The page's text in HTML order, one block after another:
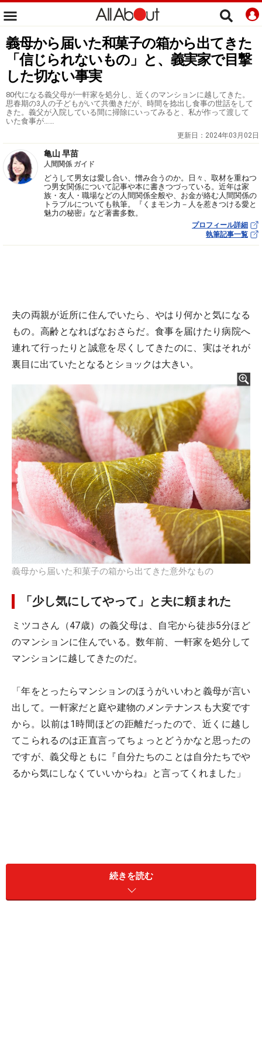
義母から届いた和菓子の箱から出てきた
「信じられないもの」と、義実家で目撃
した切ない事実
80代になる義父母が一軒家を処分し、近くのマンションに越してきた。
思春期の3人の子どもがいて共働きだが、時間を捻出し食事の世話をして
きた。義父が入院している間に掃除にいってみると、私が作って渡して
いた食事が……
更新日： 2024年03月02日
亀山 早苗
人間関係 ガイド
どうして男女は愛し合い、憎み合うのか。日々、取材を重ねつ
つ男女関係について記事や本に書きつづっている。近年は家
族・友人・職場などの人間関係全般や、お金が絡む人間関係の
トラブルについても執筆。『くまモン力－人を惹きつける愛と
魅力の秘密』など著書多数。
プロフィール詳細
執筆記事一覧
夫の両親が近所に住んでいたら、やはり何かと気になる
もの。高齢となればなおさらだ。食事を届けたり病院へ
連れて行ったりと誠意を尽くしてきたのに、実はそれが
裏目に出ていたとなるとショックは大きい。
義母から届いた和菓子の箱から出てきた意外なもの
「少し気にしてやって」と夫に頼まれた
ミツコさん（47歳）の義父母は、自宅から徒歩5分ほど
のマンションに住んでいる。数年前、一軒家を処分して
マンションに越してきたのだ。
「年をとったらマンションのほうがいいわと義母が言い
出して。一軒家だと庭や建物のメンテナンスも大変です
から。以前は1時間ほどの距離だったので、近くに越し
てこられるのは正直言ってちょっとどうかなと思ったの
ですが、義父母ともに『自分たちのことは自分たちでや
るから気にしなくていいからね』と言ってくれました」
続きを読む